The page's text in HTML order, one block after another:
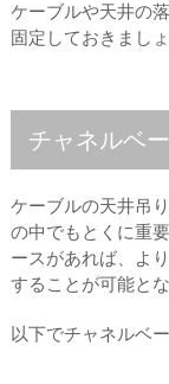
ケーブルや天井の
固定しておきましょ
チャネルベ
ケーブルの天井吊
の中でもとくに重
ースがあれば、よ
することが可能とな
以下でチャネルベ